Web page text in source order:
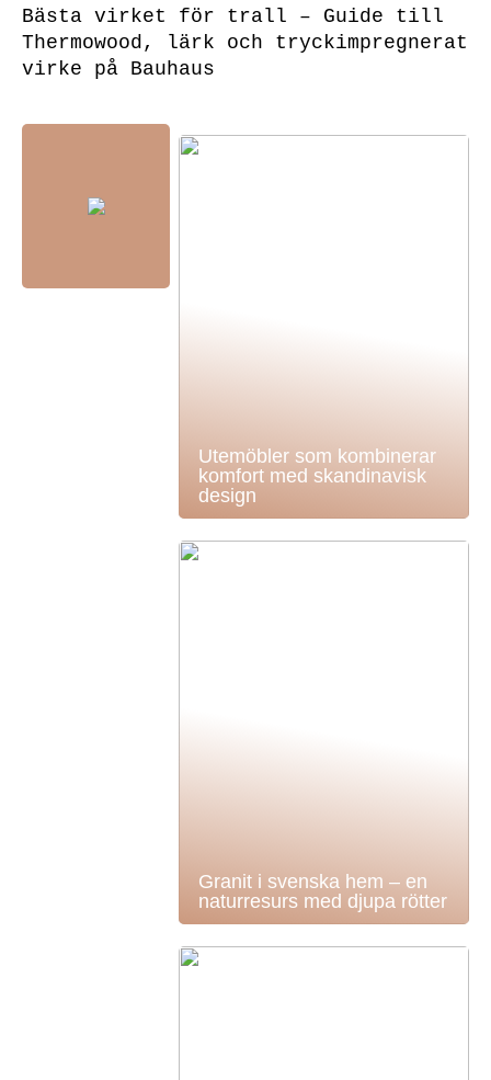
Bästa virket för trall – Guide till
Thermowood, lärk och tryckimpregnerat
virke på Bauhaus
Utemöbler som kombinerar
komfort med skandinavisk
design
Granit i svenska hem – en
naturresurs med djupa rötter